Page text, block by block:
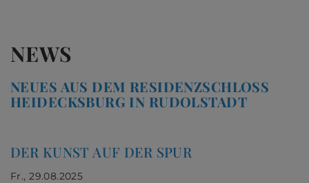
NEWS
NEUES AUS DEM RESIDENZSCHLOSS
HEIDECKSBURG IN RUDOLSTADT
DER KUNST AUF DER SPUR
Fr., 29.08.2025